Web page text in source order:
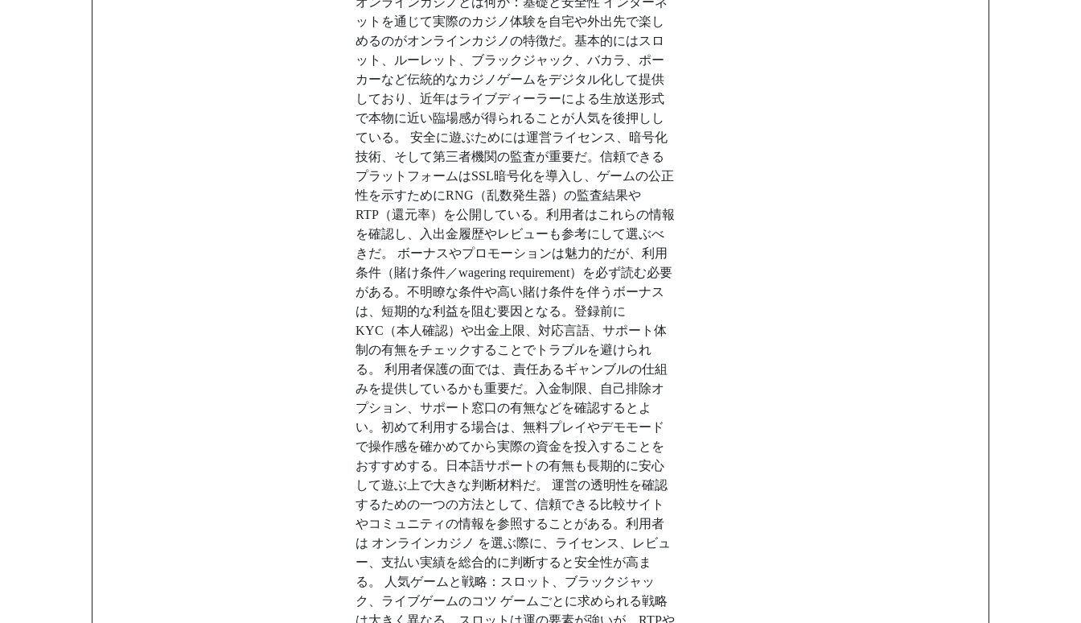
ットを通じて実際のカジノ体験を自宅や外出先で楽し
めるのがオンラインカジノの特徴だ。基本的にはスロ
ット、ルーレット、ブラックジャック、バカラ、ポー
カーなど伝統的なカジノゲームをデジタル化して提供
しており、近年はライブディーラーによる生放送形式
で本物に近い臨場感が得られることが人気を後押しし
ている。 安全に遊ぶためには運営ライセンス、暗号化
技術、そして第三者機関の監査が重要だ。信頼できる
プラットフォームはSSL暗号化を導入し、ゲームの公正
性を示すためにRNG（乱数発生器）の監査結果や
RTP（還元率）を公開している。利用者はこれらの情報
を確認し、入出金履歴やレビューも参考にして選ぶべ
きだ。 ボーナスやプロモーションは魅力的だが、利用
条件（賭け条件／wagering requirement）を必ず読む必要
がある。不明瞭な条件や高い賭け条件を伴うボーナス
は、短期的な利益を阻む要因となる。登録前に
KYC（本人確認）や出金上限、対応言語、サポート体
制の有無をチェックすることでトラブルを避けられ
る。 利用者保護の面では、責任あるギャンブルの仕組
みを提供しているかも重要だ。入金制限、自己排除オ
プション、サポート窓口の有無などを確認するとよ
い。初めて利用する場合は、無料プレイやデモモード
で操作感を確かめてから実際の資金を投入することを
おすすめする。日本語サポートの有無も長期的に安心
して遊ぶ上で大きな判断材料だ。 運営の透明性を確認
するための一つの方法として、信頼できる比較サイト
やコミュニティの情報を参照することがある。利用者
は オンラインカジノ を選ぶ際に、ライセンス、レビュ
ー、支払い実績を総合的に判断すると安全性が高ま
る。 人気ゲームと戦略：スロット、ブラックジャッ
ク、ライブゲームのコツ ゲームごとに求められる戦略